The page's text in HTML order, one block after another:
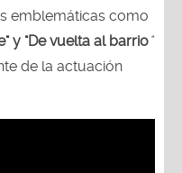
emblemáticas como
y "De vuelta al barrio"
de la actuación